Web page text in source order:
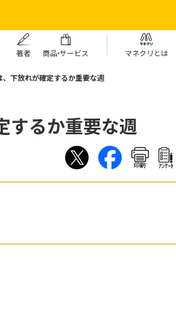
著者 商品・サービス マネクリとは
、下放れが確定するか重要な週
するか重要な週
印刷 ｱﾝｹｰﾄ